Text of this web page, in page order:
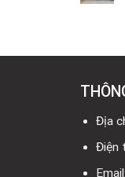
Địa
Điện